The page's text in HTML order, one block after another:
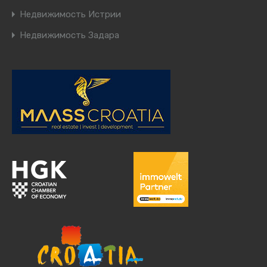
Недвижимость Истрии
Недвижимость Задара